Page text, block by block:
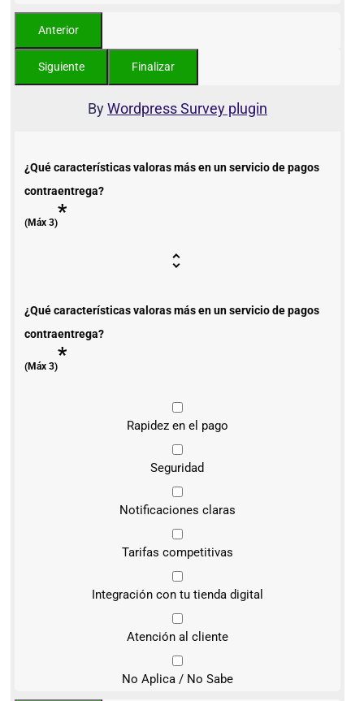
ByWordpress Survey plugin
¿Qué características valoras más en un servicio de pagos
contraentrega?
(Máx 3)*
¿Qué características valoras más en un servicio de pagos
contraentrega?
(Máx 3)*
Rapidez en el pago
Seguridad
Notificaciones claras
Tarifas competitivas
Integración con tu tienda digital
Atención al cliente
No Aplica / No Sabe